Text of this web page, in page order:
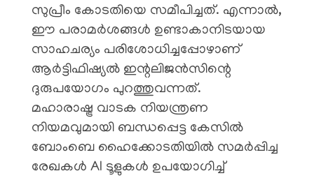
സുപ്രീം കോടതിയെ സമീപിച്ചത്. എന്നാൽ,
ഈ പരാമർശങ്ങൾ ഉണ്ടാകാനിടയായ
സാഹചര്യം പരിശോധിച്ചപ്പോഴാണ്
ആർട്ടിഫിഷ്യൽ ഇന്റലിജൻസിന്റെ
ദുരുപയോഗം പുറത്തുവന്നത്.
​മഹാരാഷ്ട്ര വാടക നിയന്ത്രണ
നിയമവുമായി ബന്ധപ്പെട്ട കേസിൽ
ബോംബെ ഹൈക്കോടതിയിൽ സമർപ്പിച്ച
രേഖകൾ AI ടൂളുകൾ ഉപയോഗിച്ച്